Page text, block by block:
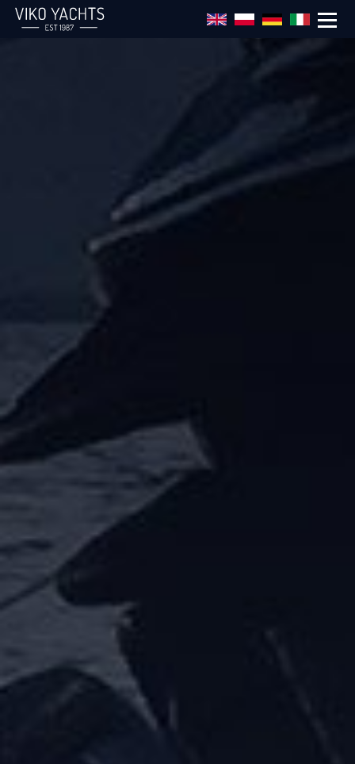
Salta al contenuto principale